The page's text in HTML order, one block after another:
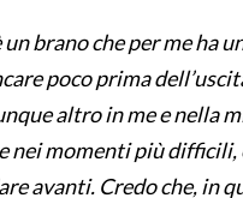
un brano che per me ha
poco prima
altro in me e nella
nei momenti più difficili,
avanti. Credo che, in